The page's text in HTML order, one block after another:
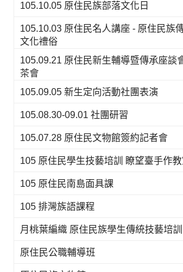
105.10.05 原住民族部落文化日
105.10.03 原住民名人講座 - 原住民族
文化禮俗
105.09.21 原住民新生輔導暨傳承座談
茶會
105.09.05 新生定向活動社團表演
105.08.30-09.01 社團研習
105.07.28 原住民文物館簽約記者會
105 原住民學生技藝培訓 瞭望臺手作教
105 原住民南島面具課
105 排灣族語課程
月桃葉編織 原住民族學生傳統技藝培訓
原住民公職輔導班